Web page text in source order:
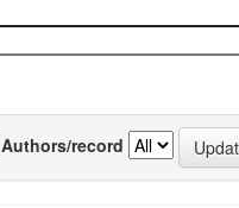
Authors/record